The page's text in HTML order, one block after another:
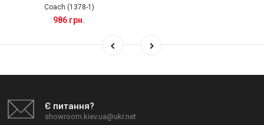
Coach (1378-1)
986 грн.
Є питання?
showroom.kiev.ua@ukr.net